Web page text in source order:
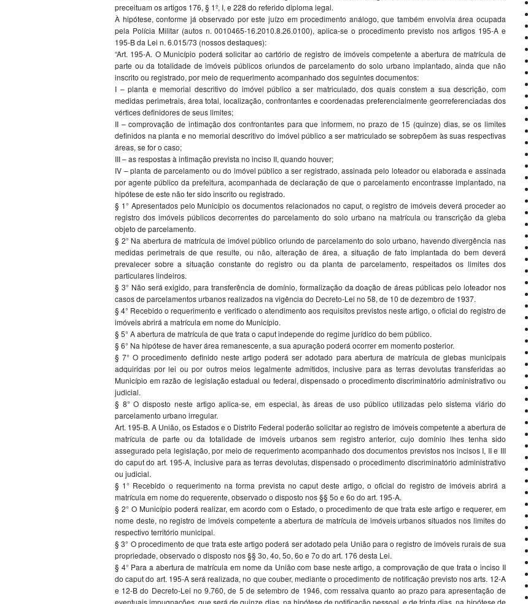
preceituam os artigos 176, § 1º, I, e 228 do referido diploma legal.
À hipótese, conforme já observado por este juízo em procedimento análogo, que também envolvia área ocupada
pela Polícia Militar (autos n. 0010465-16.2010.8.26.0100), aplica-se o procedimento previsto nos artigos 195-A e
195-B da Lei n. 6.015/73 (nossos destaques):
“Art. 195-A. O Município poderá solicitar ao cartório de registro de imóveis competente a abertura de matrícula de
parte ou da totalidade de imóveis públicos oriundos de parcelamento do solo urbano implantado, ainda que não
inscrito ou registrado, por meio de requerimento acompanhado dos seguintes documentos:
I – planta e memorial descritivo do imóvel público a ser matriculado, dos quais constem a sua descrição, com
medidas perimetrais, área total, localização, confrontantes e coordenadas preferencialmente georreferenciadas dos
vértices definidores de seus limites;
II – comprovação de intimação dos confrontantes para que informem, no prazo de 15 (quinze) dias, se os limites
definidos na planta e no memorial descritivo do imóvel público a ser matriculado se sobrepõem às suas respectivas
áreas, se for o caso;
III – as respostas à intimação prevista no inciso II, quando houver;
IV – planta de parcelamento ou do imóvel público a ser registrado, assinada pelo loteador ou elaborada e assinada
por agente público da prefeitura, acompanhada de declaração de que o parcelamento encontrasse implantado, na
hipótese de este não ter sido inscrito ou registrado.
§ 1° Apresentados pelo Município os documentos relacionados no caput, o registro de imóveis deverá proceder ao
registro dos imóveis públicos decorrentes do parcelamento do solo urbano na matrícula ou transcrição da gleba
objeto de parcelamento.
§ 2° Na abertura de matrícula de imóvel público oriundo de parcelamento do solo urbano, havendo divergência nas
medidas perimetrais de que resulte, ou não, alteração de área, a situação de fato implantada do bem deverá
prevalecer sobre a situação constante do registro ou da planta de parcelamento, respeitados os limites dos
particulares lindeiros.
§ 3° Não será exigido, para transferência de domínio, formalização da doação de áreas públicas pelo loteador nos
casos de parcelamentos urbanos realizados na vigência do Decreto-Lei no 58, de 10 de dezembro de 1937.
§ 4° Recebido o requerimento e verificado o atendimento aos requisitos previstos neste artigo, o oficial do registro de
imóveis abrirá a matrícula em nome do Município.
§ 5° A abertura de matrícula de que trata o caput independe do regime jurídico do bem público.
§ 6° Na hipótese de haver área remanescente, a sua apuração poderá ocorrer em momento posterior.
§ 7° O procedimento definido neste artigo poderá ser adotado para abertura de matrícula de glebas municipais
adquiridas por lei ou por outros meios legalmente admitidos, inclusive para as terras devolutas transferidas ao
Município em razão de legislação estadual ou federal, dispensado o procedimento discriminatório administrativo ou
judicial.
§ 8° O disposto neste artigo aplica-se, em especial, às áreas de uso público utilizadas pelo sistema viário do
parcelamento urbano irregular.
Art. 195-B. A União, os Estados e o Distrito Federal poderão solicitar ao registro de imóveis competente a abertura de
matrícula de parte ou da totalidade de imóveis urbanos sem registro anterior, cujo domínio lhes tenha sido
assegurado pela legislação, por meio de requerimento acompanhado dos documentos previstos nos incisos I, II e III
do caput do art. 195-A, inclusive para as terras devolutas, dispensado o procedimento discriminatório administrativo
ou judicial.
§ 1° Recebido o requerimento na forma prevista no caput deste artigo, o oficial do registro de imóveis abrirá a
matrícula em nome do requerente, observado o disposto nos §§ 5o e 6o do art. 195-A.
§ 2° O Município poderá realizar, em acordo com o Estado, o procedimento de que trata este artigo e requerer, em
nome deste, no registro de imóveis competente a abertura de matrícula de imóveis urbanos situados nos limites do
respectivo território municipal.
§ 3° O procedimento de que trata este artigo poderá ser adotado pela União para o registro de imóveis rurais de sua
propriedade, observado o disposto nos §§ 3o, 4o, 5o, 6o e 7o do art. 176 desta Lei.
§ 4° Para a abertura de matrícula em nome da União com base neste artigo, a comprovação de que trata o inciso II
do caput do art. 195-A será realizada, no que couber, mediante o procedimento de notificação previsto nos arts. 12-A
e 12-B do Decreto-Lei no 9.760, de 5 de setembro de 1946, com ressalva quanto ao prazo para apresentação de
eventuais impugnações, que será de quinze dias, na hipótese de notificação pessoal, e de trinta dias, na hipótese de